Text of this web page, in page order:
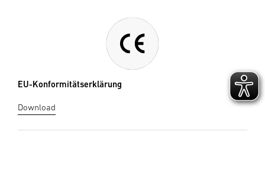
EU-Konformitätserklärung
Download